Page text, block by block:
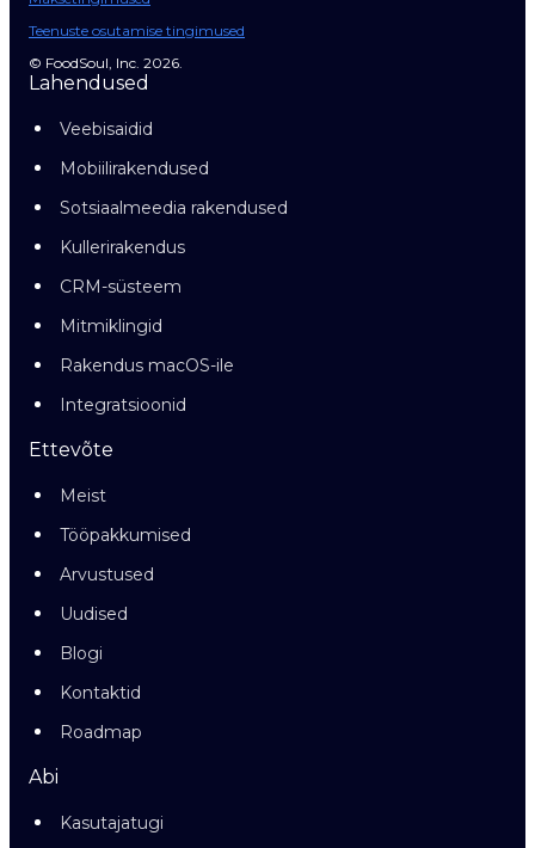
Teenuste osutamise tingimused
© FoodSoul, Inc. 2026.
Lahendused
Veebisaidid
Mobiilirakendused
Sotsiaalmeedia rakendused
Kullerirakendus
CRM-süsteem
Mitmiklingid
Rakendus macOS-ile
Integratsioonid
Ettevõte
Meist
Tööpakkumised
Arvustused
Uudised
Blogi
Kontaktid
Roadmap
Abi
Kasutajatugi